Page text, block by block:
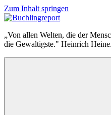
Zum Inhalt springen
Buchlingreport
„Von allen Welten, die der
die Gewaltigste." Heinrich Heine.